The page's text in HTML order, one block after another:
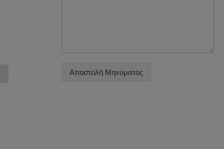
Αποστολή Μηνύματος